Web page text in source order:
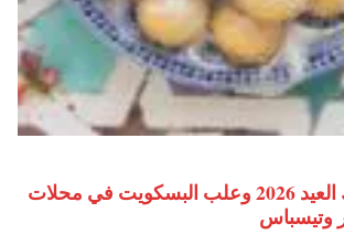
جميع أسعار كحك العيد 2026 وعلب البسكويت في محلات
وتيسباس